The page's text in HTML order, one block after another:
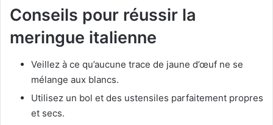
Conseils pour réussir la
meringue italienne
Veillez à ce qu’aucune trace de jaune d’œuf ne se
mélange aux blancs.
Utilisez un bol et des ustensiles parfaitement propres
et secs.